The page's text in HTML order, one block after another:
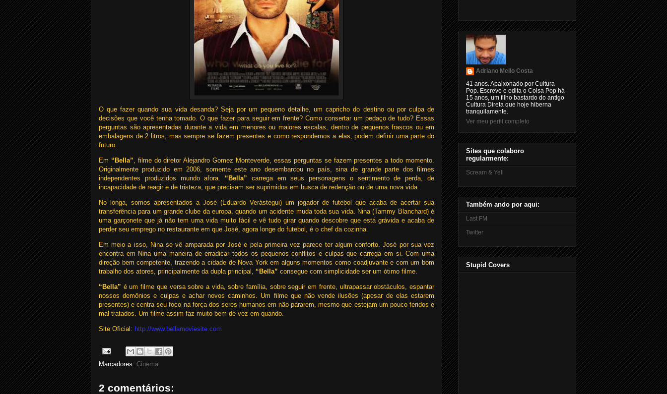
O que fazer quando sua vida desanda? Seja por um pequeno detalhe, um capricho do destino ou por culpa de
decisões que você tenha tomado. O que fazer para seguir em frente? Como consertar um pedaço de tudo? Essas
perguntas são apresentadas durante a vida em menores ou maiores escalas, dentro de pequenos frascos ou em
embalagens de 2 litros, mas sempre se fazem presentes e como respondemos a elas, podem definir uma parte do
futuro.
Em “Bella”, filme do diretor Alejandro Gomez Monteverde, essas perguntas se fazem presentes a todo momento.
Originalmente produzido em 2006, somente este ano desembarcou no país, sina de grande parte dos filmes
independentes produzidos mundo afora. “Bella” carrega em seus personagens o sentimento de perda, de
incapacidade de reagir e de tristeza, que precisam ser suprimidos em busca de redenção ou de uma nova vida.
No longa, somos apresentados a José (Eduardo Verástegui) um jogador de futebol que acaba de acertar sua
transferência para um grande clube da europa, quando um acidente muda toda sua vida. Nina (Tammy Blanchard) é
uma garçonete que já não tem uma vida muito fácil e vê tudo girar quando descobre que está grávida e acaba de
perder seu emprego no restaurante em que José, agora longe do futebol, é o chef da cozinha.
Em meio a isso, Nina se vê amparada por José e pela primeira vez parece ter algum conforto. José por sua vez
encontra em Nina uma maneira de erradicar todos os pequenos conflitos e culpas que carrega em si. Com uma
direção bem competente, trazendo a cidade de Nova York em alguns momentos como coadjuvante e com um bom
trabalho dos atores, principalmente da dupla principal, “Bella” consegue com simplicidade ser um ótimo filme.
“Bella” é um filme que versa sobre a vida, sobre família, sobre seguir em frente, ultrapassar obstáculos, espantar
nossos demônios e culpas e achar novos caminhos. Um filme que não vende ilusões (apesar de elas estarem
presentes) e centra seu foco na força dos seres humanos em não pararem, mesmo que estejam um pouco feridos e
mal tratados. Um filme assim faz muito bem de vez em quando.
Site Oficial: http://www.bellamoviesite.com
Marcadores: Cinema
2 comentários:
Adriano Mello Costa
41 anos. Apaixonado por Cultura
Pop. Escreve e edita o Coisa Pop há
15 anos, um filho bastardo do antigo
Cultura Direta que hoje hiberna
tranquilamente.
Ver meu perfil completo
Sites que colaboro
regularmente:
Scream & Yell
Também ando por aqui:
Last FM
Twitter
Stupid Covers